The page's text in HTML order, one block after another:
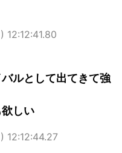
12:12:41.80
ルとして出てきて強
しい
12:12:44.27